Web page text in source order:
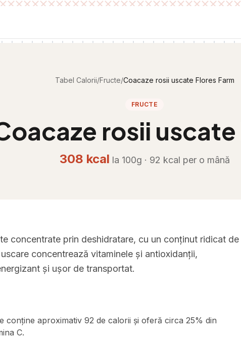
Tabel Calorii/Fructe/Coacaze rosii uscate Flores Farm
FRUCTE
rosii uscate
308 kcal la 100g · 92 kcal per o mână
concentrate prin deshidratare, cu un conținut ridicat de
concentrează vitaminele și antioxidanții,
și ușor de transportat.
conține aproximativ 92 de calorii și oferă circa 25% din
C.